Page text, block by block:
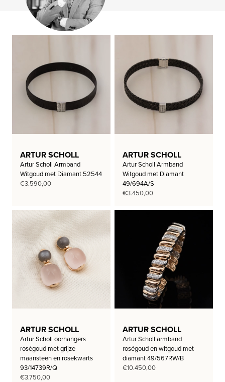
ARTUR SCHOLL
Artur Scholl Armband
Witgoud met Diamant 52544
€3.590,00
ARTUR SCHOLL
Artur Scholl Armband
Witgoud met Diamant
49/694A/S
€3.450,00
ARTUR SCHOLL
Artur Scholl oorhangers
roségoud met grijze
maansteen en rosekwarts
93/14739R/Q
€3.750,00
ARTUR SCHOLL
Artur Scholl armband
roségoud en witgoud met
diamant 49/567RW/B
€10.450,00